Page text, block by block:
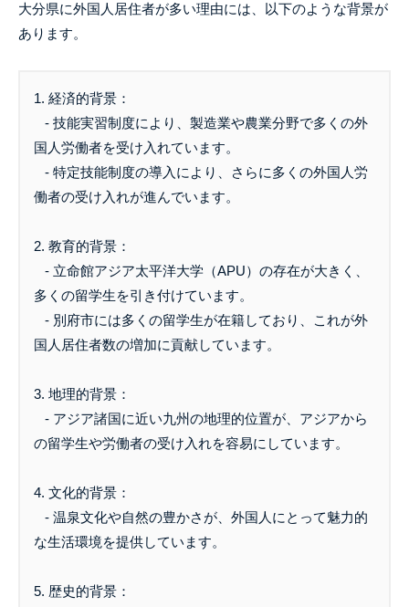
大分県に外国人居住者が多い理由には、以下のような背景が
あります。
1. 経済的背景：
- 技能実習制度により、製造業や農業分野で多くの外
国人労働者を受け入れています。
- 特定技能制度の導入により、さらに多くの外国人労
働者の受け入れが進んでいます。
2. 教育的背景：
- 立命館アジア太平洋大学（APU）の存在が大きく、
多くの留学生を引き付けています。
- 別府市には多くの留学生が在籍しており、これが外
国人居住者数の増加に貢献しています。
3. 地理的背景：
- アジア諸国に近い九州の地理的位置が、アジアから
の留学生や労働者の受け入れを容易にしています。
4. 文化的背景：
- 温泉文化や自然の豊かさが、外国人にとって魅力的
な生活環境を提供しています。
5. 歴史的背景：